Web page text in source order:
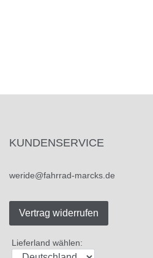
KUNDENSERVICE
weride@fahrrad-marcks.de
Vertrag widerrufen
Lieferland wählen: